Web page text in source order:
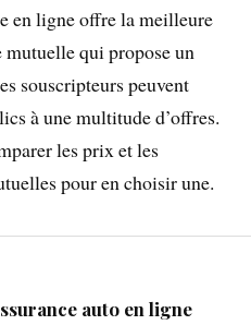
en ligne offre la meilleure
qui propose un
souscripteurs peuvent
à une multitude d’offres.
les prix et les
pour en choisir une.
auto en ligne